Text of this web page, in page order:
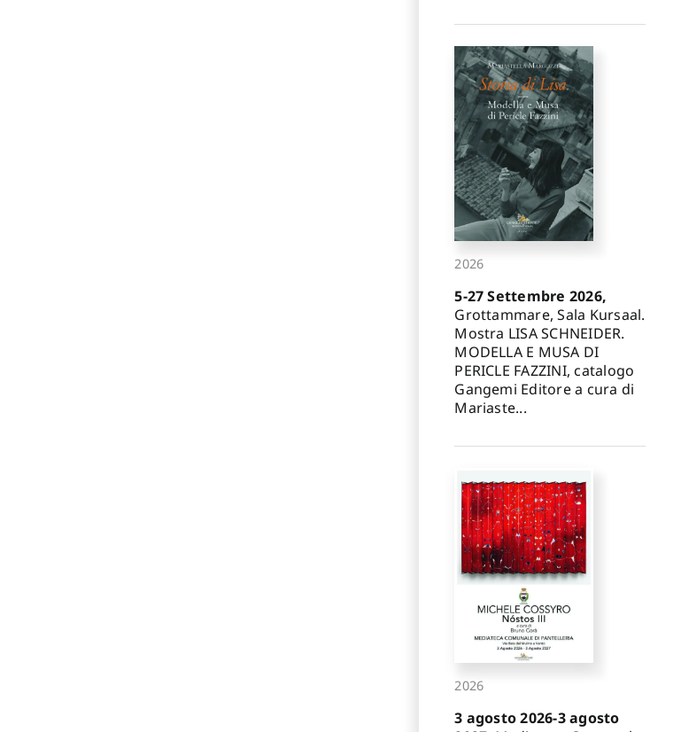
2026
5-27 Settembre 2026,
Grottammare, Sala Kursaal.
Mostra LISA SCHNEIDER.
MODELLA E MUSA DI
PERICLE FAZZINI, catalogo
Gangemi Editore a cura di
Mariaste...
2026
3 agosto 2026-3 agosto